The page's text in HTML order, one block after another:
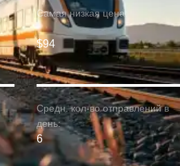
Самая низкая цена:
$94
Средн. кол-во отправлений в
день:
6